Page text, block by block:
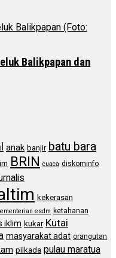
Balikpapan dan
anak banjir batu bara
BRIN cuaca diskominfo
kekerasan
esdm ketahanan
iklim kukar Kutai
masyarakat adat orangutan
pilkada pulau maratua